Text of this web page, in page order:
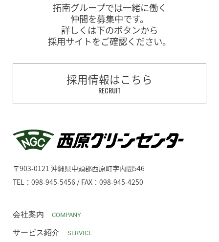
拓南グループでは一緒に働く
仲間を募集中です。
詳しくは下のボタンから
採用サイトをご確認ください。
採用情報はこちら
RECRUIT
〒903-0121 沖縄県中頭郡西原町字内間546
TEL：098-945-5456 / FAX：098-945-4250
会社案内 COMPANY
サービス紹介 SERVICE